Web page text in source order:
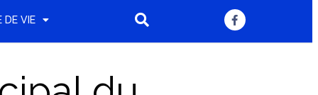
DE VIE